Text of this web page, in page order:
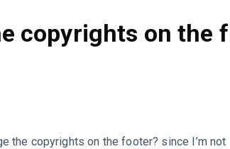
copyrights on the f
the copyrights on the footer? since I’m not